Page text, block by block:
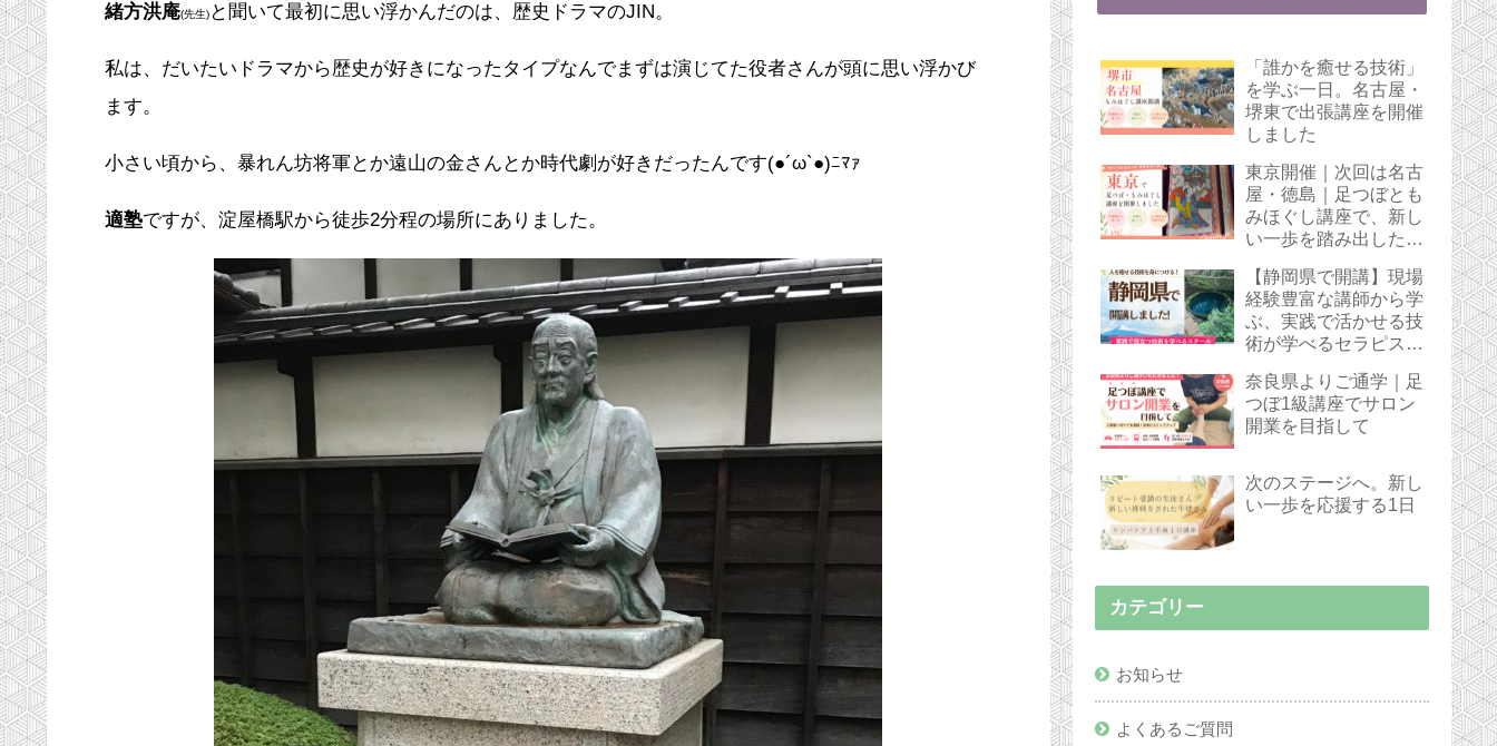
緒方洪庵(先生)と聞いて最初に思い浮かんだのは、歴史ドラマのJIN。
私は、だいたいドラマから歴史が好きになったタイプなんでまずは演じてた役者さんが頭に思い浮かび
ます。
小さい頃から、暴れん坊将軍とか遠山の金さんとか時代劇が好きだったんです(●´ω`●)ﾆﾏｧ
適塾ですが、淀屋橋駅から徒歩2分程の場所にありました。
「誰かを癒せる技術」
を学ぶ一日。名古屋・
堺東で出張講座を開催
しました
東京開催｜次回は名古
屋・徳島｜足つぼとも
みほぐし講座で、新し
い一歩を踏み出した受
【静岡県で開講】現場
経験豊富な講師から学
ぶ、実践で活かせる技
術が学べるセラピスト
奈良県よりご通学｜足
つぼ1級講座でサロン
開業を目指して
次のステージへ。新し
い一歩を応援する1日
カテゴリー
お知らせ
よくあるご質問